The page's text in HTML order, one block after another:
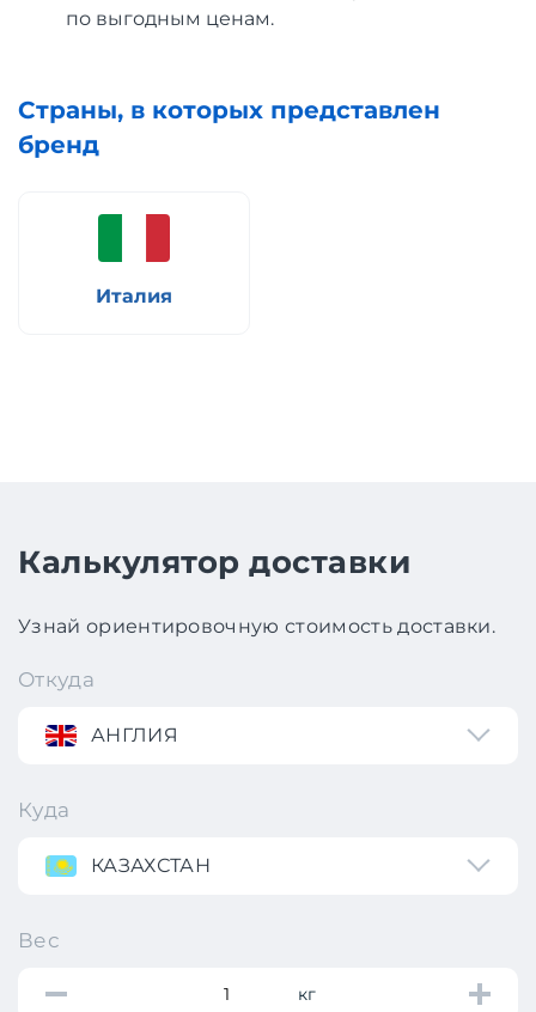
по выгодным ценам.
Страны, в которых представлен
бренд
Италия
Калькулятор доставки
Узнай ориентировочную стоимость доставки.
Откуда
АНГЛИЯ
Куда
КАЗАХСТАН
Вес
кг